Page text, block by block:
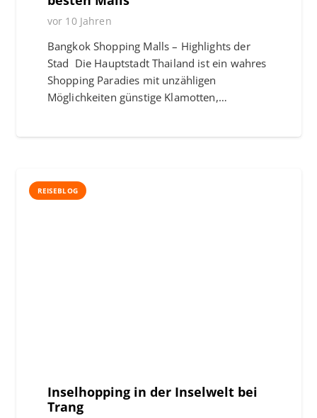
vor 10 Jahren
Bangkok Shopping Malls – Highlights der
Stad Die Hauptstadt Thailand ist ein wahres
Shopping Paradies mit unzähligen
Möglichkeiten günstige Klamotten,…
REISEBLOG
Inselhopping in der Inselwelt bei
Trang